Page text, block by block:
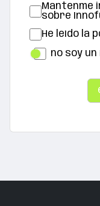
Mantenme
sobre
He leído la
no soy